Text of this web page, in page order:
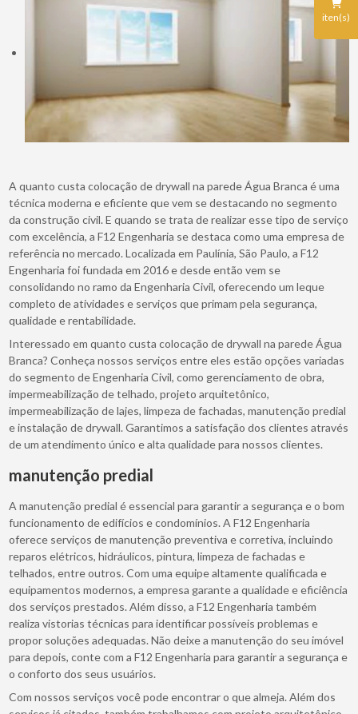
iten(s)
A quanto custa colocação de drywall na parede Água Branca é uma
técnica moderna e eficiente que vem se destacando no segmento
da construção civil. E quando se trata de realizar esse tipo de serviço
com excelência, a F12 Engenharia se destaca como uma empresa de
referência no mercado. Localizada em Paulínia, São Paulo, a F12
Engenharia foi fundada em 2016 e desde então vem se
consolidando no ramo da Engenharia Civil, oferecendo um leque
completo de atividades e serviços que primam pela segurança,
qualidade e rentabilidade.
Interessado em quanto custa colocação de drywall na parede Água
Branca? Conheça nossos serviços entre eles estão opções variadas
do segmento de Engenharia Civil, como gerenciamento de obra,
impermeabilização de telhado, projeto arquitetônico,
impermeabilização de lajes, limpeza de fachadas, manutenção predial
e instalação de drywall. Garantimos a satisfação dos clientes através
de um atendimento único e alta qualidade para nossos clientes.
manutenção predial
A manutenção predial é essencial para garantir a segurança e o bom
funcionamento de edifícios e condomínios. A F12 Engenharia
oferece serviços de manutenção preventiva e corretiva, incluindo
reparos elétricos, hidráulicos, pintura, limpeza de fachadas e
telhados, entre outros. Com uma equipe altamente qualificada e
equipamentos modernos, a empresa garante a qualidade e eficiência
dos serviços prestados. Além disso, a F12 Engenharia também
realiza vistorias técnicas para identificar possíveis problemas e
propor soluções adequadas. Não deixe a manutenção do seu imóvel
para depois, conte com a F12 Engenharia para garantir a segurança e
o conforto dos seus usuários.
Com nossos serviços você pode encontrar o que almeja. Além dos